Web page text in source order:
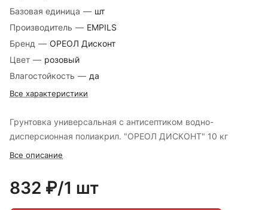
Базовая единица — шт
Производитель — EMPILS
Бренд — ОРЕОЛ Дисконт
Цвет — розовый
Влагостойкость — да
Все характеристики
Грунтовка универсальная с антисептиком водно-
дисперсионная полиакрил. "ОРЕОЛ ДИСКОНТ" 10 кг
Все описание
832 ₽/1 шт